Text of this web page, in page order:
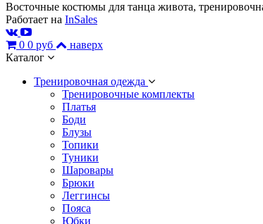
Восточные костюмы для танца живота,
Работает на InSales
0 0 руб
наверх
Каталог
Тренировочная одежда
Тренировочные комплекты
Платья
Боди
Блузы
Топики
Туники
Шаровары
Брюки
Леггинсы
Пояса
Юбки